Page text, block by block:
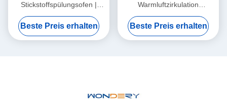
Stickstoffspülungsofen |
250°C Inertgas-
Trockenschrank für
sauerstofffreie Verarbeitung
Beste Preis erhalten
Warmluftzirkulation
Elektrische Trocknerofen für
Trocknungsmaterialien
Beste Preis erhalten